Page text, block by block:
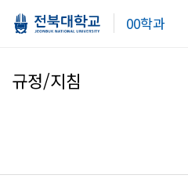
00학과
규정/지침